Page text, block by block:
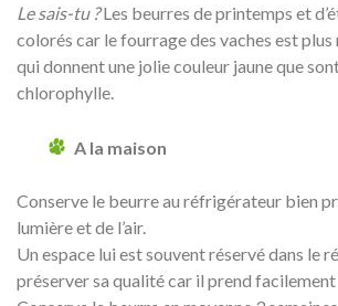
Le sais-tu ?Les beurres de printemps et
colorés car le fourrage des vaches est plus
qui donnent une jolie couleur jaune que
chlorophylle.
A la maison
Conserve le beurre au réfrigérateur bien
lumière et de l’air.
Un espace lui est souvent réservé dans le
préserver sa qualité car il prend facilement